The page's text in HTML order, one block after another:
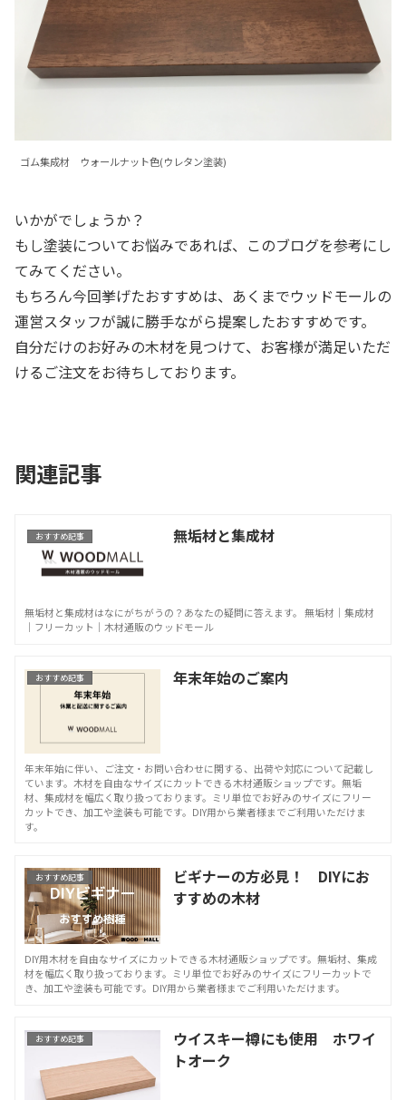
ゴム集成材 ウォールナット色(ウレタン塗装)
いかがでしょうか？
もし塗装についてお悩みであれば、このブログを参考にし
てみてください。
もちろん今回挙げたおすすめは、あくまでウッドモールの
運営スタッフが誠に勝手ながら提案したおすすめです。
自分だけのお好みの木材を見つけて、お客様が満足いただ
けるご注文をお待ちしております。
関連記事
おすすめ記事 無垢材と集成材
無垢材と集成材はなにがちがうの？あなたの疑問に答えます。 無垢材｜集成材
｜フリーカット｜木材通販のウッドモール
おすすめ記事 年末年始のご案内
年末年始に伴い、ご注文・お問い合わせに関する、出荷や対応について記載し
ています。木材を自由なサイズにカットできる木材通販ショップです。無垢
材、集成材を幅広く取り扱っております。ミリ単位でお好みのサイズにフリー
カットでき、加工や塗装も可能です。DIY用から業者様までご利用いただけま
す。
おすすめ記事
ビギナーの方必見！ DIYにお
すすめの木材
DIY用木材を自由なサイズにカットできる木材通販ショップです。無垢材、集成
材を幅広く取り扱っております。ミリ単位でお好みのサイズにフリーカットで
き、加工や塗装も可能です。DIY用から業者様までご利用いただけます。
おすすめ記事
ウイスキー樽にも使用 ホワイ
トオーク